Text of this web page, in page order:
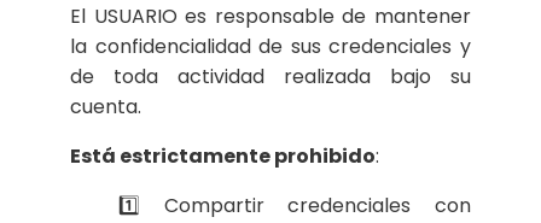
El USUARIO es responsable de mantener
la confidencialidad de sus credenciales y
de toda actividad realizada bajo su
cuenta.
Está estrictamente prohibido:
1️⃣ Compartir credenciales con